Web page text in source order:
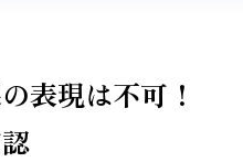
表現は不可！